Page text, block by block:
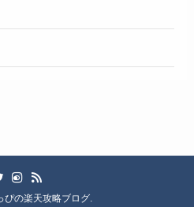
ぴの楽天攻略ブログ.